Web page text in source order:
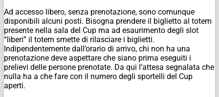
Ad accesso libero, senza prenotazione, sono comunque
disponibili alcuni posti. Bisogna prendere il biglietto al totem
presente nella sala del Cup ma ad esaurimento degli slot
“liberi” il totem smette di rilasciare i biglietti.
Indipendentemente dall’orario di arrivo, chi non ha una
prenotazione deve aspettare che siano prima eseguiti i
prelievi delle persone prenotate. Da qui l’attesa segnalata che
nulla ha a che fare con il numero degli sportelli del Cup
aperti.